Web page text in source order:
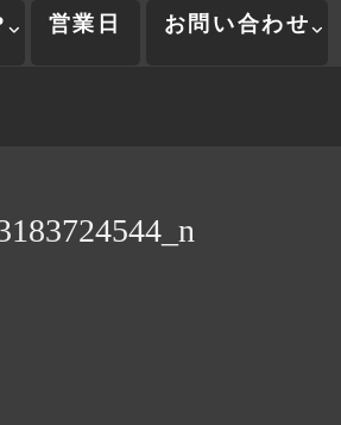
営業日 お問い合わせ